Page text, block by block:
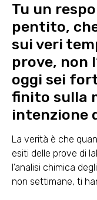
Tu un
pentito,
sui veri
prove, non
oggi sei
finito sulla
intenzione
La verità è che
esiti delle prove di
l’analisi chimica
non settimane, ti